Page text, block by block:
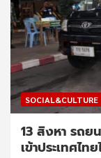
SOCIAL&CULTURE
13 สิงหา รถย
เข้าประเทศไท